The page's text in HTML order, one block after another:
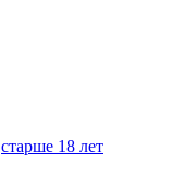
старше 18 лет